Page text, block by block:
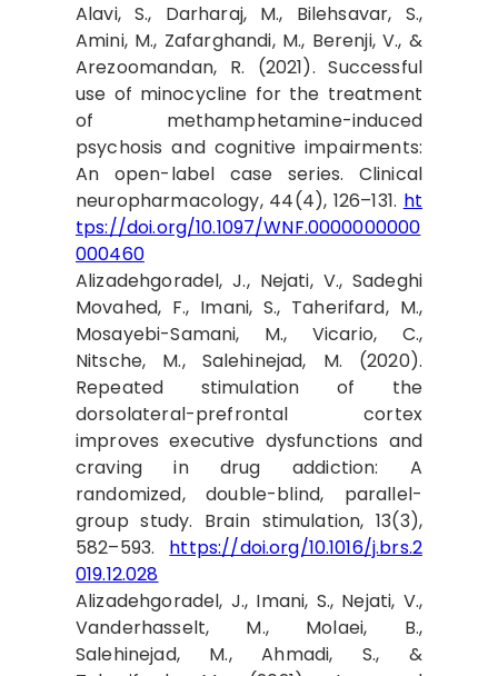
Alavi, S., Darharaj, M., Bilehsavar, S.,
Amini, M., Zafarghandi, M., Berenji, V., &
Arezoomandan, R. (2021). Successful
use of minocycline for the treatment
of methamphetamine-induced
psychosis and cognitive impairments:
An open-label case series. Clinical
neuropharmacology, 44(4), 126–131. ht
tps://doi.org/10.1097/WNF.0000000000
000460
Alizadehgoradel, J., Nejati, V., Sadeghi
Movahed, F., Imani, S., Taherifard, M.,
Mosayebi-Samani, M., Vicario, C.,
Nitsche, M., Salehinejad, M. (2020).
Repeated stimulation of the
dorsolateral-prefrontal cortex
improves executive dysfunctions and
craving in drug addiction: A
randomized, double-blind, parallel-
group study. Brain stimulation, 13(3),
582–593. https://doi.org/10.1016/j.brs.2
019.12.028
Alizadehgoradel, J., Imani, S., Nejati, V.,
Vanderhasselt, M., Molaei, B.,
Salehinejad, M., Ahmadi, S., &